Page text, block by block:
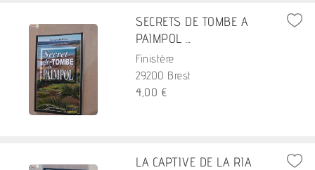
SECRETS DE TOMBE A
PAIMPOL ...
Finistère
29200 Brest
4,00 €
LA CAPTIVE DE LA RIA